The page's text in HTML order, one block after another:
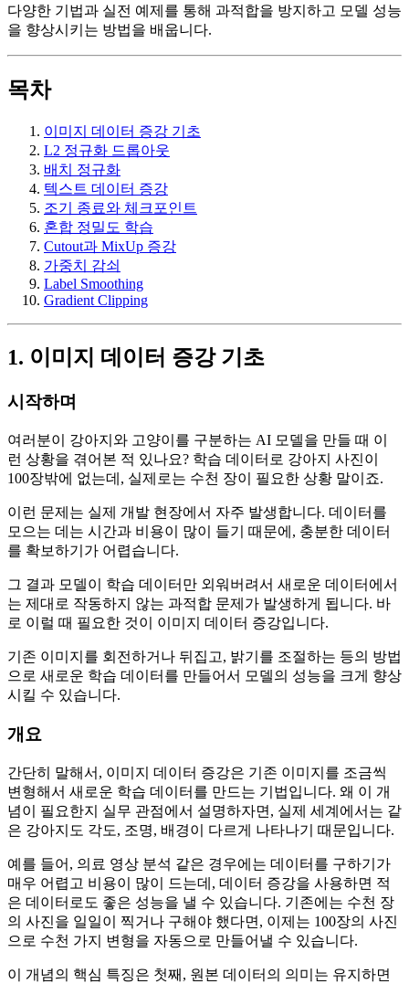
다양한 기법과 실전 예제를 통해 과적합을 방지하고 모델 성능
을 향상시키는 방법을 배웁니다.
목차
이미지 데이터 증강 기초
L2 정규화 드롭아웃
배치 정규화
텍스트 데이터 증강
조기 종료와 체크포인트
혼합 정밀도 학습
Cutout과 MixUp 증강
가중치 감쇠
Label Smoothing
Gradient Clipping
1. 이미지 데이터 증강 기초
시작하며
여러분이 강아지와 고양이를 구분하는 AI 모델을 만들 때 이
런 상황을 겪어본 적 있나요? 학습 데이터로 강아지 사진이
100장밖에 없는데, 실제로는 수천 장이 필요한 상황 말이죠.
이런 문제는 실제 개발 현장에서 자주 발생합니다. 데이터를
모으는 데는 시간과 비용이 많이 들기 때문에, 충분한 데이터
를 확보하기가 어렵습니다.
그 결과 모델이 학습 데이터만 외워버려서 새로운 데이터에서
는 제대로 작동하지 않는 과적합 문제가 발생하게 됩니다. 바
로 이럴 때 필요한 것이 이미지 데이터 증강입니다.
기존 이미지를 회전하거나 뒤집고, 밝기를 조절하는 등의 방법
으로 새로운 학습 데이터를 만들어서 모델의 성능을 크게 향상
시킬 수 있습니다.
개요
간단히 말해서, 이미지 데이터 증강은 기존 이미지를 조금씩
변형해서 새로운 학습 데이터를 만드는 기법입니다. 왜 이 개
념이 필요한지 실무 관점에서 설명하자면, 실제 세계에서는 같
은 강아지도 각도, 조명, 배경이 다르게 나타나기 때문입니다.
예를 들어, 의료 영상 분석 같은 경우에는 데이터를 구하기가
매우 어렵고 비용이 많이 드는데, 데이터 증강을 사용하면 적
은 데이터로도 좋은 성능을 낼 수 있습니다. 기존에는 수천 장
의 사진을 일일이 찍거나 구해야 했다면, 이제는 100장의 사진
으로 수천 가지 변형을 자동으로 만들어낼 수 있습니다.
이 개념의 핵심 특징은 첫째, 원본 데이터의 의미는 유지하면